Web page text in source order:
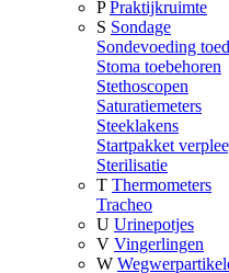
P Praktijkruimte
S Sondage
Sondevoeding
Stoma toebehoren
Stethoscopen
Saturatiemeters
Steeklakens
Startpakket
Sterilisatie
T Thermometers
Tracheo
U Urinepotjes
V Vingerlingen
W